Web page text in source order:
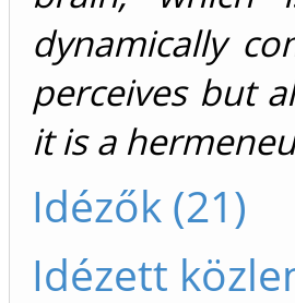
dynamically
perceives but
it is a
Idézők (21)
Idézett